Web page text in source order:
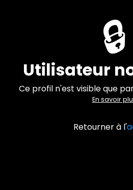
🔒
Utilisateur
Ce profil n'est visible que
En savoir
Retourner à l'